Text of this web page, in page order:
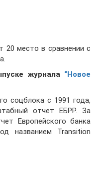
20 место в сравнении с
журнала“Новое
соцблока с 1991 года,
отчет ЕБРР. За
Европейского банка
названием Transition